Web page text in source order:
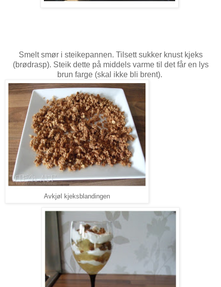
Smelt smør i steikepannen. Tilsett sukker knust kjeks
(brødrasp). Steik dette på middels varme til det får en lys
brun farge (skal ikke bli brent).
Avkjøl kjeksblandingen